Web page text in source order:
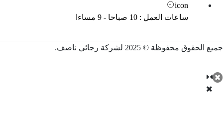
icon
ساعات العمل : 10 صباحا - 9 مساءا
الحقوق محفوظة © 2025 لشركة رجائي ناصف.